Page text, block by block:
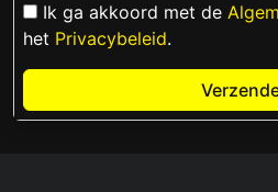
Ik ga akkoord met de
het Privacybeleid.